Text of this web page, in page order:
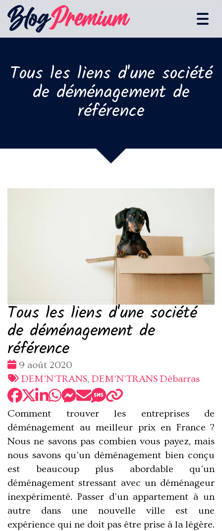
Tous les liens d'une société
de déménagement de
référence
Tous les liens d'une société
de déménagement de
référence
Date
:
9 août 2020
Tags
:
DEM'N'TRANS, DEM'N'TRANS Débarras
Comment trouver les entreprises de
déménagement au meilleur prix en France ?
Nous ne savons pas combien vous payez, mais
nous savons qu'un déménagement bien conçu
est beaucoup plus abordable qu'un
déménagement stressant avec un déménageur
inexpérimenté. Passer d'un appartement à un
autre dans une nouvelle ville est une
expérience qui ne doit pas être prise à la légère.